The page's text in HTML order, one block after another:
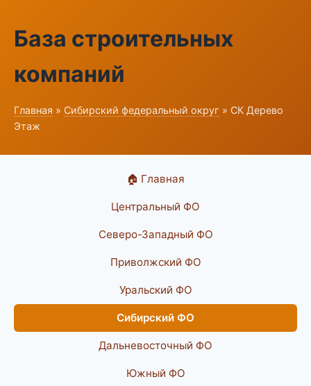
База строительных
компаний
Главная » Сибирский федеральный округ » СК Дерево
Этаж
🏠 Главная
Центральный ФО
Северо-Западный ФО
Приволжский ФО
Уральский ФО
Сибирский ФО
Дальневосточный ФО
Южный ФО